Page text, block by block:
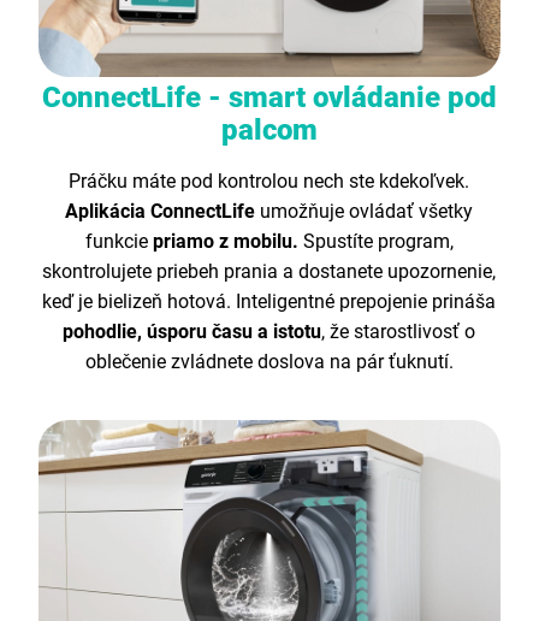
ConnectLife - smart ovládanie pod
palcom
Práčku máte pod kontrolou nech ste kdekoľvek.
Aplikácia ConnectLife umožňuje ovládať všetky
funkcie priamo z mobilu. Spustíte program,
skontrolujete priebeh prania a dostanete upozornenie,
keď je bielizeň hotová. Inteligentné prepojenie prináša
pohodlie, úsporu času a istotu, že starostlivosť o
oblečenie zvládnete doslova na pár ťuknutí.